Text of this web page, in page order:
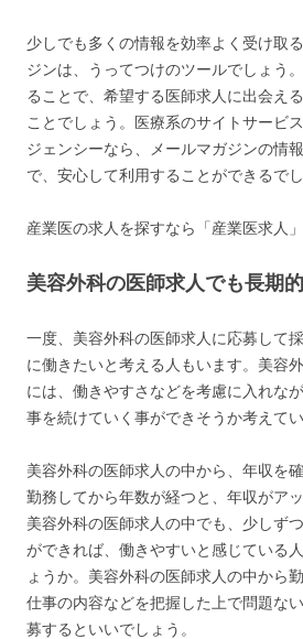
少しでも多くの情報を効率よく受け取
ジンは、うってつけのツールでしょう
ることで、希望する医師求人に出会え
ことでしょう。医療系のサイトサービ
ジェンシーなら、メールマガジンの情
で、安心して利用することができるでし
産業医の求人を探すなら「産業医求人
美容外科の医師求人でも長期
一度、美容外科の医師求人に応募して
に働きたいと考える人もいます。美容
には、働きやすさなどを考慮に入れな
事を続けていく事ができそうか考えてい
美容外科の医師求人の中から、年収を
勤務してから年数が経つと、年収がア
美容外科の医師求人の中でも、少しず
ができれば、働きやすいと感じている
ょうか。美容外科の医師求人の中から
仕事の内容などを把握した上で問題な
募するといいでしょう。